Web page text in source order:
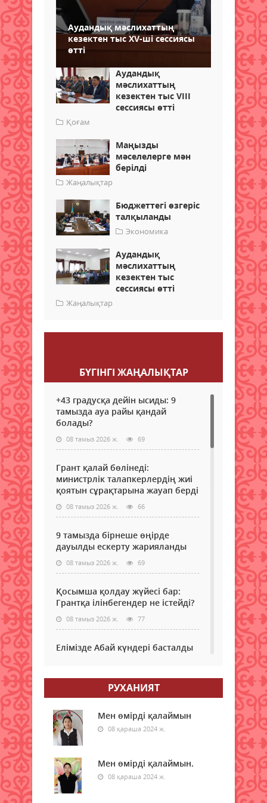
Аудандық мәслихаттың
кезектен тыс ХV-ші сессиясы
өтті
Аудандық
мәслихаттың
кезектен тыс VIII
сессиясы өтті
Қоғам
Маңызды
мәселелерге мән
берілді
Жаңалықтар
Бюджеттегі өзгеріс
талқыланды
Экономика
Аудандық
мәслихаттың
кезектен тыс
сессиясы өтті
Жаңалықтар
БҮГІНГI ЖАҢАЛЫҚТАР
+43 градусқа дейін ысиды: 9
тамызда ауа райы қандай
болады?
08 тамыз 2026 ж. 69
Грант қалай бөлінеді:
министрлік талапкерлердің жиі
қоятын сұрақтарына жауап берді
08 тамыз 2026 ж. 66
9 тамызда бірнеше өңірде
дауылды ескерту жарияланды
08 тамыз 2026 ж. 69
Қосымша қолдау жүйесі бар:
Грантқа ілінбегендер не істейді?
08 тамыз 2026 ж. 77
Елімізде Абай күндері басталды
Қызылордада “Жасыл ел“ еңбек
экологиялық сенбілік өтті
08 тамыз 2026 ж. 71
Жексенбіде еліміздің барлық
дерлік өңірінде дауылды
ескерту жарияланды
РУХАНИЯТ
Мен өмірді қалаймын
08 қараша 2024 ж.
Мен өмірді қалаймын.
08 қараша 2024 ж.